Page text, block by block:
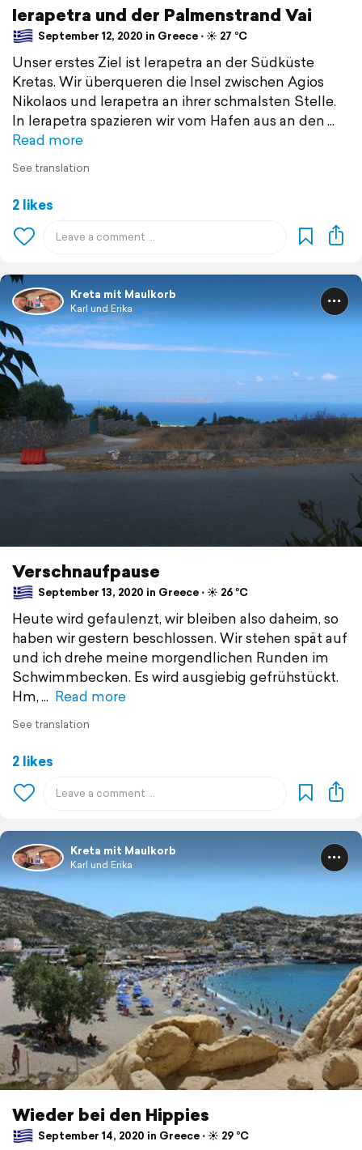
Ierapetra und der Palmenstrand Vai
September 12, 2020 in Greece ⋅ ☀️ 27 °C
Unser erstes Ziel ist Ierapetra an der Südküste
Kretas. Wir überqueren die Insel zwischen Agios
Nikolaos und Ierapetra an ihrer schmalsten Stelle.
In Ierapetra spazieren wir vom Hafen aus an den
Read more
See translation
2 likes
Kreta mit Maulkorb
Karl und Erika
Verschnaufpause
September 13, 2020 in Greece ⋅ ☀️ 26 °C
Heute wird gefaulenzt, wir bleiben also daheim, so
haben wir gestern beschlossen. Wir stehen spät auf
und ich drehe meine morgendlichen Runden im
Schwimmbecken. Es wird ausgiebig gefrühstückt.
Hm,
Read more
See translation
2 likes
Kreta mit Maulkorb
Karl und Erika
Wieder bei den Hippies
September 14, 2020 in Greece ⋅ ☀️ 29 °C